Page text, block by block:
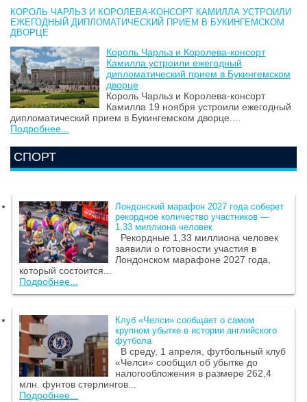
КОРОЛЬ ЧАРЛЬЗ И КОРОЛЕВА-КОНСОРТ КАМИЛЛА УСТРОИЛИ
ЕЖЕГОДНЫЙ ДИПЛОМАТИЧЕСКИЙ ПРИЕМ В БУКИНГЕМСКОМ
ДВОРЦЕ
Король Чарльз и Королева-консорт
Камилла устроили ежегодный
дипломатический прием в Букингемском
дворце
Король Чарльз и Королева-консорт
Камилла 19 ноября устроили ежегодный
дипломатический прием в Букингемском дворце....
Подробнее...
СПОРТ
Лондонский марафон 2027 года соберет
рекордное количество участников —
1,33 миллиона человек
Рекордные 1,33 миллиона человек
заявили о готовности участия в
Лондонском марафоне 2027 года,
который состоится...
Подробнее...
Клуб «Челси» сообщает о самом
крупном убытке в истории английского
футбола
В среду, 1 апреля, футбольный клуб
«Челси» сообщил об убытке до
налогообложения в размере 262,4
млн. фунтов стерлингов...
Подробнее...